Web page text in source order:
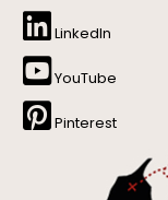
LinkedIn
YouTube
Pinterest